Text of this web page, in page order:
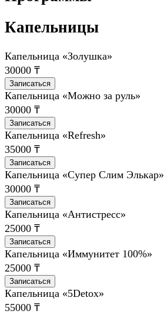
Капельницы
Капельница «Золушка»
30000 ₸
Записаться
Капельница «Можно за руль»
30000 ₸
Записаться
Капельница «Refresh»
35000 ₸
Записаться
Капельница «Супер Слим Элькар»
30000 ₸
Записаться
Капельница «Антистресс»
25000 ₸
Записаться
Капельница «Иммунитет 100%»
25000 ₸
Записаться
Капельница «5Detox»
55000 ₸